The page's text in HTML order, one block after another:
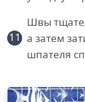
11
Швы
а затем
шпателя